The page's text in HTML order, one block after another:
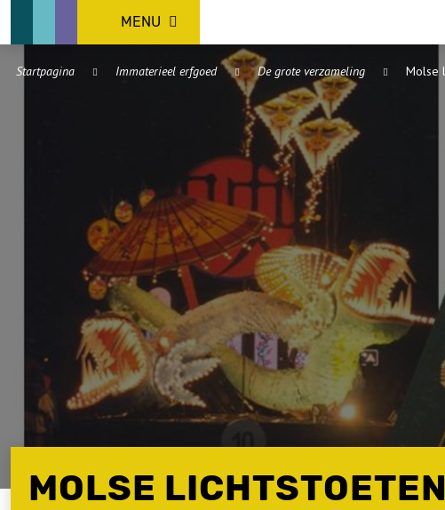
MENU
Startpagina Immaterieel erfgoed De grote verzameling Molse
MOLSE LICHTSTOETEN